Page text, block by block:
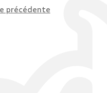
précédente